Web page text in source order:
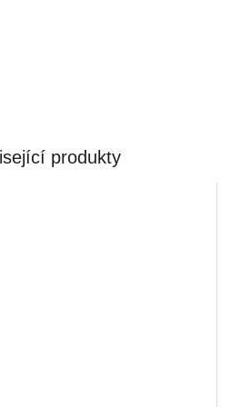
produkty